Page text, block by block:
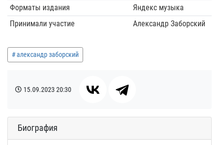
Форматы издания
Яндекс музыка
Принимали участие
Александр Заборский
александр заборский
15.09.2023 20:30
Биография